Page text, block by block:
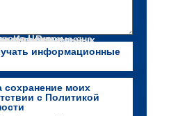
отправки новостной рассылки через среду Smaily.
информационные
моих
с Политикой